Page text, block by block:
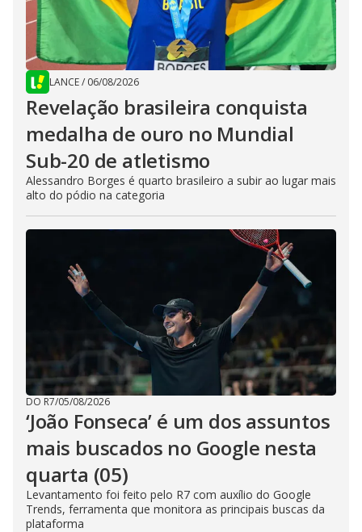
LANCE/ 06/08/2026
Revelação brasileira conquista
medalha de ouro no Mundial
Sub-20 de atletismo
Alessandro Borges é quarto brasileiro a subir ao lugar mais
alto do pódio na categoria
DO R7/05/08/2026
‘João Fonseca’ é um dos assuntos
mais buscados no Google nesta
quarta (05)
Levantamento foi feito pelo R7 com auxílio do Google
Trends, ferramenta que monitora as principais buscas da
plataforma